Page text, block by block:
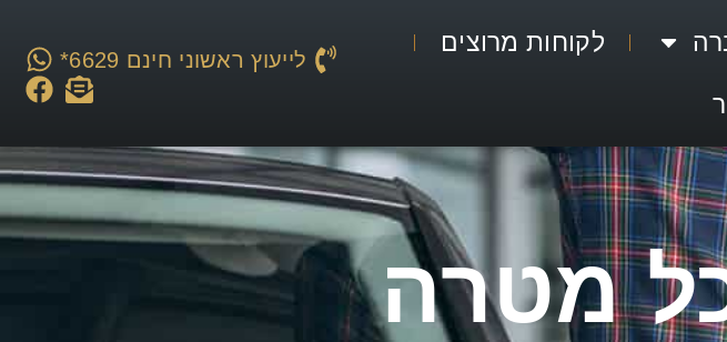
לקוחות מרוצים
לייעוץ ראשוני חינם 6629*
מטרה